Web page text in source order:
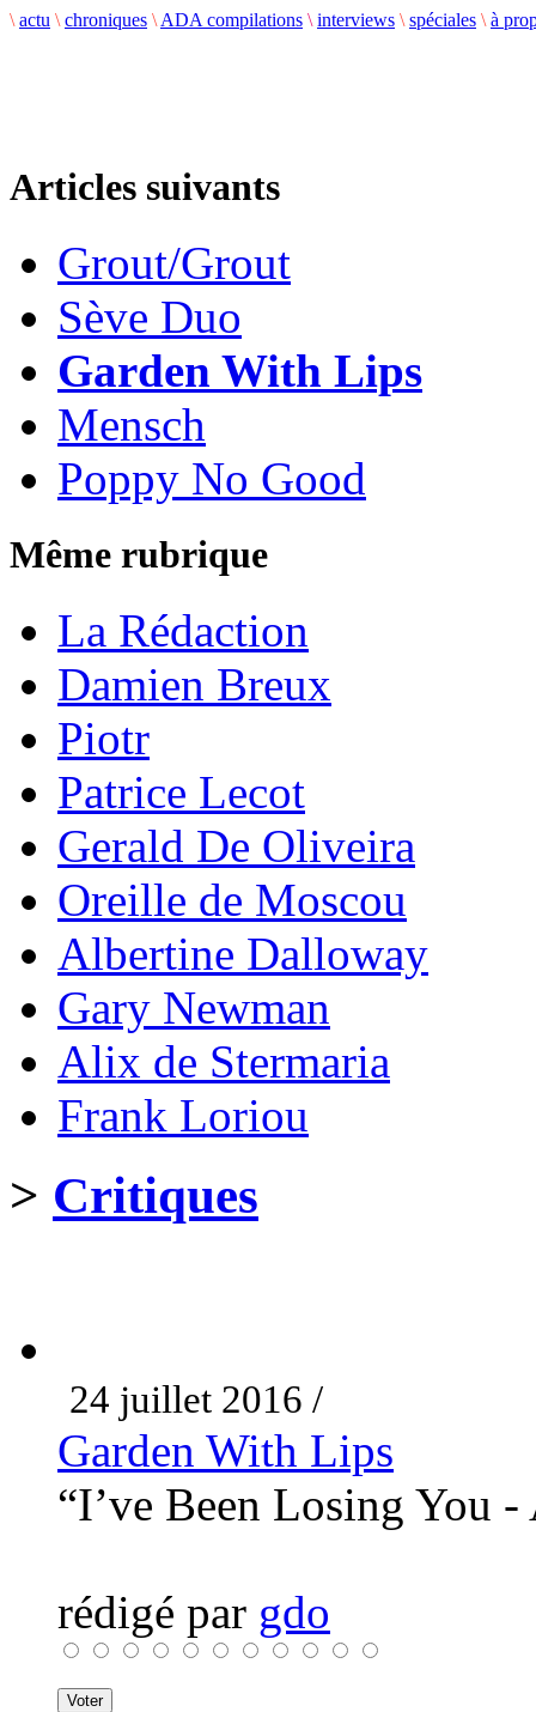
\ actu \ chroniques \ ADA compilations \ interviews \ spéciales \ à
Articles suivants
Grout/Grout
Sève Duo
Garden With Lips
Mensch
Poppy No Good
Même rubrique
La Rédaction
Damien Breux
Piotr
Patrice Lecot
Gerald De Oliveira
Oreille de Moscou
Albertine Dalloway
Gary Newman
Alix de Stermaria
Frank Loriou
> Critiques
24 juillet 2016 /
Garden With Lips
“I’ve Been Losing You
rédigé par gdo